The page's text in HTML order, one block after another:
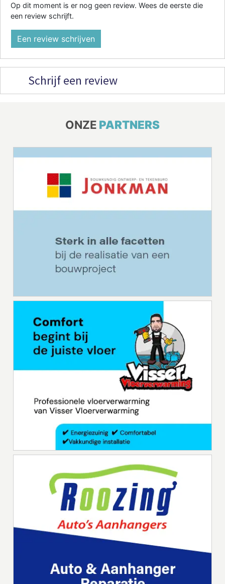
Op dit moment is er nog geen review. Wees de eerste die
een review schrijft.
Een review schrijven
Schrijf een review
ONZE PARTNERS